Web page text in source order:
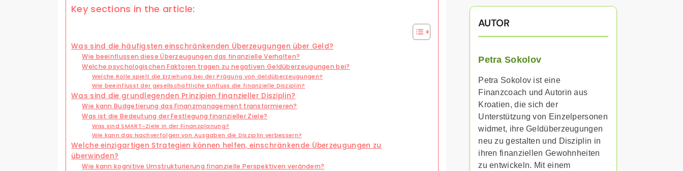
Key sections in the article:
Was sind die häufigsten einschränkenden Überzeugungen über Geld?
Wie beeinflussen diese Überzeugungen das finanzielle Verhalten?
Welche psychologischen Faktoren tragen zu negativen Geldüberzeugungen bei?
Welche Rolle spielt die Erziehung bei der Prägung von Geldüberzeugungen?
Wie beeinflusst der gesellschaftliche Einfluss die finanzielle Disziplin?
Was sind die grundlegenden Prinzipien finanzieller Disziplin?
Wie kann Budgetierung das Finanzmanagement transformieren?
Was ist die Bedeutung der Festlegung finanzieller Ziele?
Was sind SMART-Ziele in der Finanzplanung?
Wie kann das Nachverfolgen von Ausgaben die Disziplin verbessern?
Welche einzigartigen Strategien können helfen, einschränkende Überzeugungen zu
überwinden?
Wie kann kognitive Umstrukturierung finanzielle Perspektiven verändern?
AUTOR
Petra Sokolov
Petra Sokolov ist eine
Finanzcoach und Autorin aus
Kroatien, die sich der
Unterstützung von Einzelpersonen
widmet, ihre Geldüberzeugungen
neu zu gestalten und Disziplin in
ihren finanziellen Gewohnheiten
zu entwickeln. Mit einem